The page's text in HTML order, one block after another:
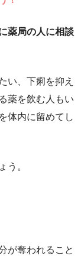
薬局の人に相談
い、下痢を抑え
薬を飲む人もい
体内に留めてし
う。
が奪われること